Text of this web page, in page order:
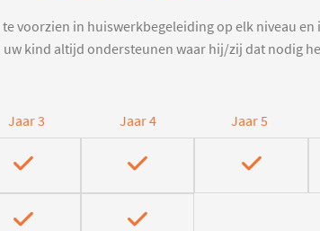
voorzien in huiswerkbegeleiding op elk niveau
uw kind altijd ondersteunen waar hij/zij dat nodig
Jaar 3 Jaar 4 Jaar 5